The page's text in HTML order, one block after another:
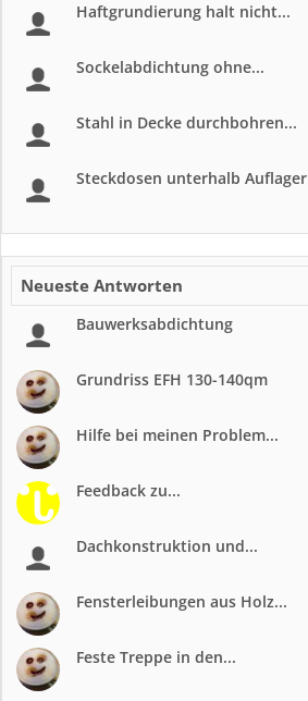
Haftgrundierung halt nicht...
Sockelabdichtung ohne...
Stahl in Decke durchbohren...
Steckdosen unterhalb Auflager
Neueste Antworten
Bauwerksabdichtung
Grundriss EFH 130-140qm
Hilfe bei meinen Problem...
Feedback zu...
Dachkonstruktion und...
Fensterleibungen aus Holz...
Feste Treppe in den...